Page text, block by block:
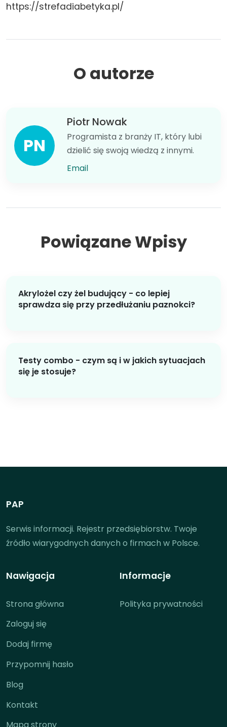
https://strefadiabetyka.pl/
O autorze
PN
Piotr Nowak
Programista z branży IT, który lubi
dzielić się swoją wiedzą z innymi.
Email
Powiązane Wpisy
Akrylożel czy żel budujący - co lepiej
sprawdza się przy przedłużaniu paznokci?
Testy combo - czym są i w jakich sytuacjach
się je stosuje?
PAP
Serwis informacji. Rejestr przedsiębiorstw. Twoje
źródło wiarygodnych danych o firmach w Polsce.
Nawigacja
Strona główna
Zaloguj się
Dodaj firmę
Przypomnij hasło
Blog
Kontakt
Informacje
Polityka prywatności